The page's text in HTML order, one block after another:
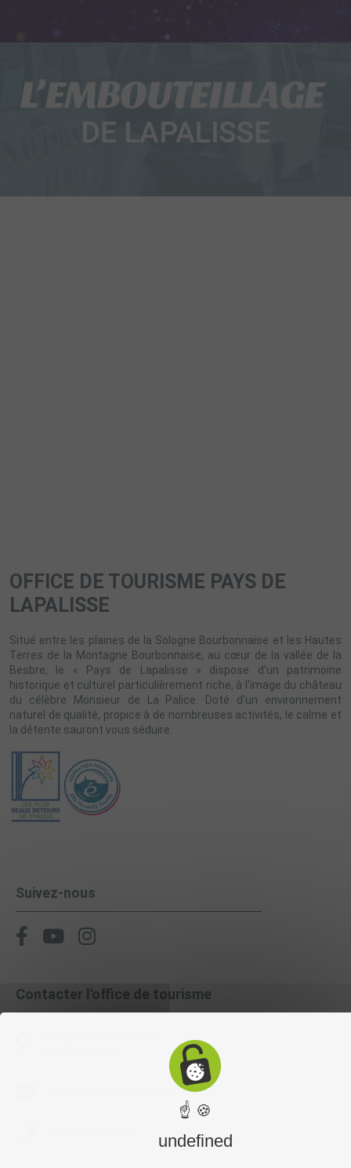
OFFICE DE TOURISME PAYS DE
LAPALISSE
Situé entre les plaines de la Sologne Bourbonnaise et les Hautes
Terres de la Montagne Bourbonnaise, au cœur de la vallée de la
Besbre, le « Pays de Lapalisse » dispose d’un patrimoine
historique et culturel particulièrement riche, à l'image du château
du célèbre Monsieur de La Palice. Doté d'un environnement
naturel de qualité, propice à de nombreuses activités, le calme et
la détente sauront vous séduire.
Suivez-nous
Contacter l'office de tourisme
contact@lapalissetourisme.com
☝ 🍪
undefined